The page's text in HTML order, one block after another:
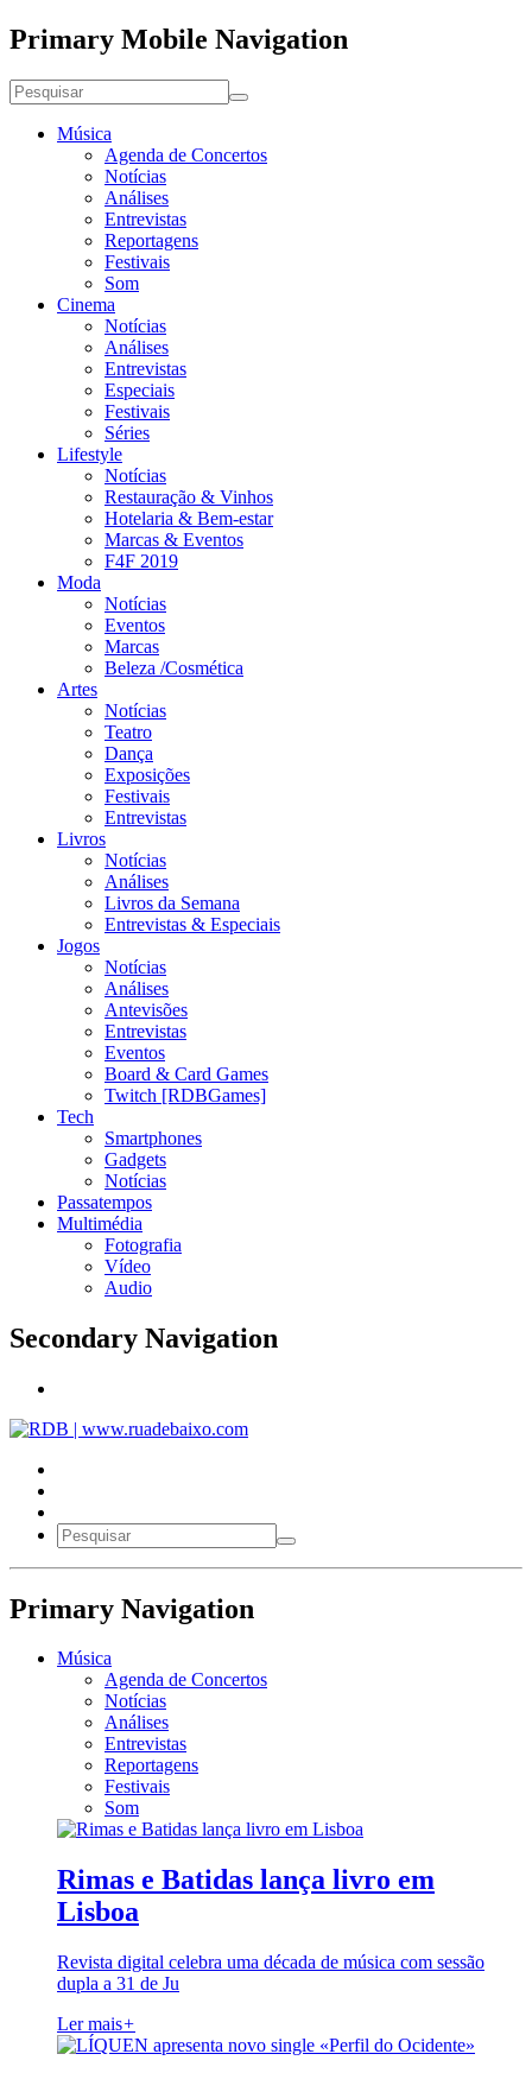
Primary Mobile Navigation
Música
Agenda de Concertos
Notícias
Análises
Entrevistas
Reportagens
Festivais
Som
Cinema
Notícias
Análises
Entrevistas
Especiais
Festivais
Séries
Lifestyle
Notícias
Restauração & Vinhos
Hotelaria & Bem-estar
Marcas & Eventos
F4F 2019
Moda
Notícias
Eventos
Marcas
Beleza /Cosmética
Artes
Notícias
Teatro
Dança
Exposições
Festivais
Entrevistas
Livros
Notícias
Análises
Livros da Semana
Entrevistas & Especiais
Jogos
Notícias
Análises
Antevisões
Entrevistas
Eventos
Board & Card Games
Twitch [RDBGames]
Tech
Smartphones
Gadgets
Notícias
Passatempos
Multimédia
Fotografia
Vídeo
Audio
Secondary Navigation
Primary Navigation
Música
Agenda de Concertos
Notícias
Análises
Entrevistas
Reportagens
Festivais
Som
Rimas e Batidas lança livro em
Lisboa
Revista digital celebra uma década de música com sessão
dupla a 31 de Ju
Ler mais+